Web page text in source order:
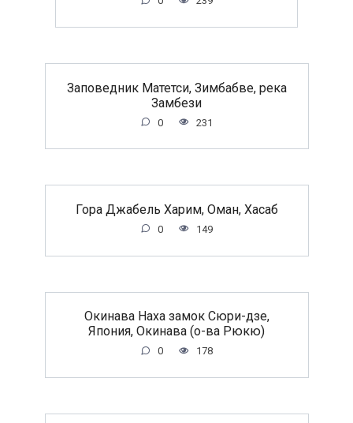
Заповедник Матетси, Зимбабве, река
Замбези
0 231
Гора Джабель Харим, Оман, Хасаб
0 149
Окинава Наха замок Сюри-дзе,
Япония, Окинава (о-ва Рюкю)
0 178